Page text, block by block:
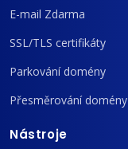
E-mail Zdarma
SSL/TLS certifikáty
Parkování domény
Přesměrování domény
Nástroje